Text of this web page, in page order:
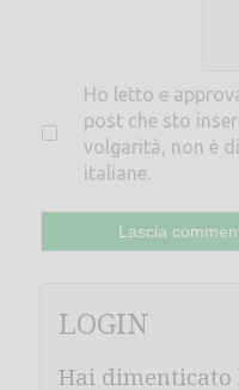
Ho letto e
post che sto
volgarità, non è
italiane.
LOGIN
Hai dimenticato